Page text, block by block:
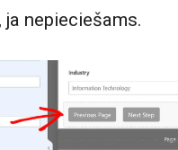
nepieciešams.